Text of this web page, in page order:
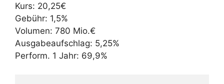
Kurs: 20,25€
Gebühr: 1,5%
Volumen: 780 Mio.€
Ausgabeaufschlag: 5,25%
Perform. 1 Jahr: 69,9%